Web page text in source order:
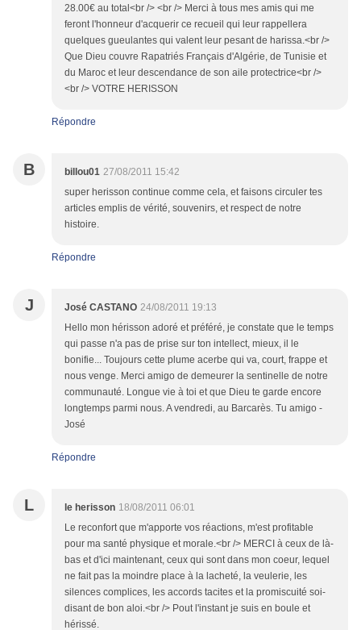
28.00€ au total<br /> <br /> Merci à tous mes amis qui me
feront l'honneur d'acquerir ce recueil qui leur rappellera
quelques gueulantes qui valent leur pesant de harissa.<br />
Que Dieu couvre Rapatriés Français d'Algérie, de Tunisie et
du Maroc et leur descendance de son aile protectrice<br />
<br /> VOTRE HERISSON
Répondre
B billou01 27/08/2011 15:42
super herisson continue comme cela, et faisons circuler tes
articles emplis de vérité, souvenirs, et respect de notre
histoire.
Répondre
J José CASTANO 24/08/2011 19:13
Hello mon hérisson adoré et préféré, je constate que le temps
qui passe n'a pas de prise sur ton intellect, mieux, il le
bonifie... Toujours cette plume acerbe qui va, court, frappe et
nous venge. Merci amigo de demeurer la sentinelle de notre
communauté. Longue vie à toi et que Dieu te garde encore
longtemps parmi nous. A vendredi, au Barcarès. Tu amigo -
José
Répondre
L le herisson 18/08/2011 06:01
Le reconfort que m'apporte vos réactions, m'est profitable
pour ma santé physique et morale.<br /> MERCI à ceux de là-
bas et d'ici maintenant, ceux qui sont dans mon coeur, lequel
ne fait pas la moindre place à la lacheté, la veulerie, les
silences complices, les accords tacites et la promiscuité soi-
disant de bon aloi.<br /> Pout l'instant je suis en boule et
hérissé.